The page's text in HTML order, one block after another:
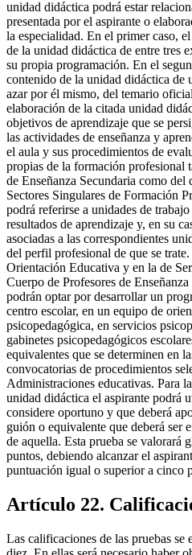
unidad didáctica podrá estar
presentada por el aspirante o
la especialidad. En el primer caso,
de la unidad didáctica de entre tres
su propia programación. En el
contenido de la unidad didáctica de
azar por él mismo, del temario
elaboración de la citada unidad
objetivos de aprendizaje que se
las actividades de enseñanza y
el aula y sus procedimientos de
propias de la formación profesional
de Enseñanza Secundaria como del
Sectores Singulares de Formación
podrá referirse a unidades de
resultados de aprendizaje y, en su
asociadas a las correspondientes
del perfil profesional de que se
Orientación Educativa y en la de
Cuerpo de Profesores de
podrán optar por desarrollar un
centro escolar, en un equipo de
psicopedagógica, en servicios
gabinetes psicopedagógicos
equivalentes que se determinen en
convocatorias de procedimientos
Administraciones educativas. Para
unidad didáctica el aspirante podrá
considere oportuno y que deberá
guión o equivalente que deberá ser
de aquella. Esta prueba se valorará
puntos, debiendo alcanzar el
puntuación igual o superior a cinco
Artículo 22.
Las calificaciones de las pruebas se